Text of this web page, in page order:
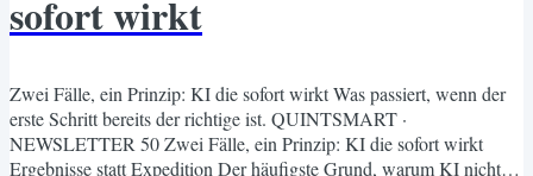
sofort wirkt
Zwei Fälle, ein Prinzip: KI die sofort wirkt Was passiert, wenn der
erste Schritt bereits der richtige ist. QUINTSMART ·
NEWSLETTER 50 Zwei Fälle, ein Prinzip: KI die sofort wirkt
Ergebnisse statt Expedition Der häufigste Grund, warum KI nicht